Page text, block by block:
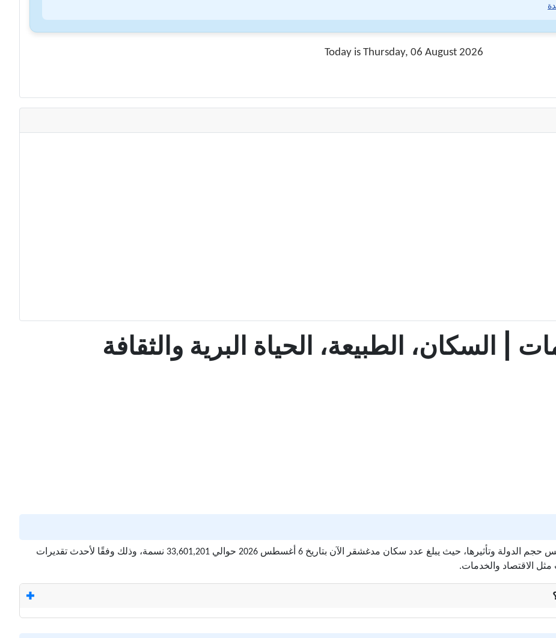
Today is Thursday, 06 August 2026
السكان، الطبيعة، الحياة البرية والثقافة
يُعد عدد السكان في مدغشقر من المؤشرات المهمة التي تعكس حجم الدولة وتأثيرها، حيث يبلغ عدد سكان مدغشقر الآن بتاريخ 6 أغسطس 2026 حوالي 33,601,201 نسمة، وذلك وفقًا لأحدث تقديرات
الاقتصاد والخدمات.